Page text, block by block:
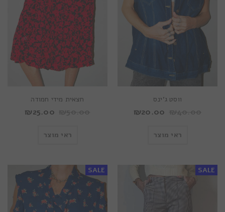
ווסט ג’ינס
₪20.00
ראי מוצר
חצאית מידי חמודה
₪25.00
ראי מוצר
SALE
SALE